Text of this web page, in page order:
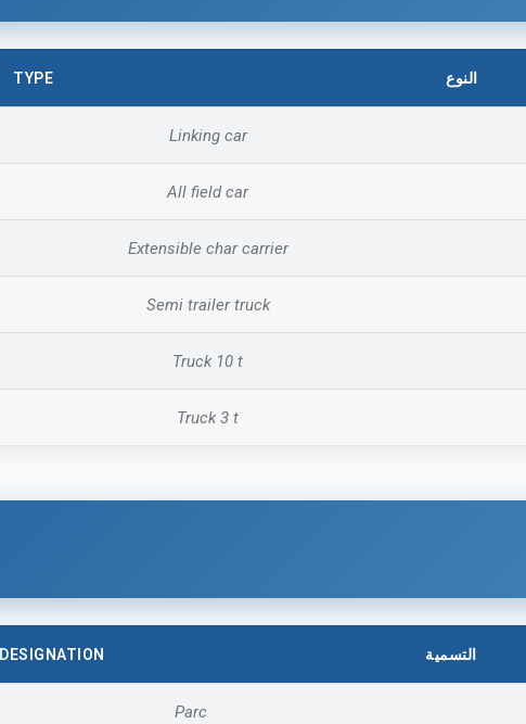
TYPE النوع
Linking car
All field car
Extensible char carrier
Semi trailer truck
Truck 10 t
Truck 3 t
DESIGNATION التسمية
Parc